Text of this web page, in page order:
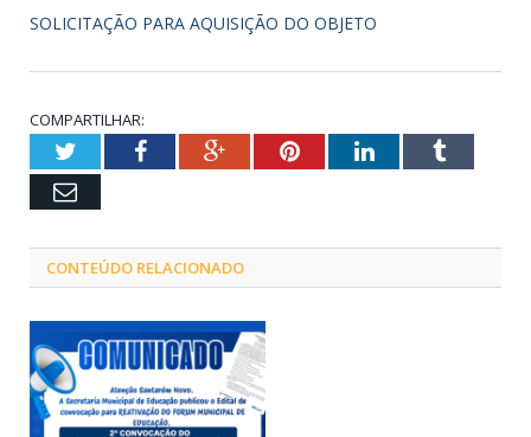
SOLICITAÇÃO PARA AQUISIÇÃO DO OBJETO
COMPARTILHAR:
TwitterFacebookGoogle+PinterestLinkedInTumblr
Email
CONTEÚDO RELACIONADO